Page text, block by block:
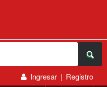
Ingresar | Registro